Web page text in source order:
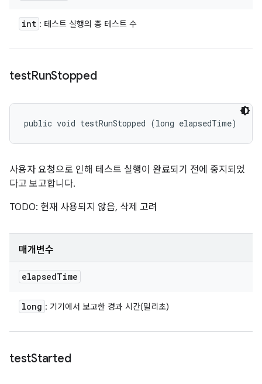
int : 테스트 실행의 총 테스트 수
testRunStopped
public void testRunStopped (long elapsedTime)
사용자 요청으로 인해 테스트 실행이 완료되기 전에 중지되었
다고 보고합니다.
TODO: 현재 사용되지 않음, 삭제 고려
매개변수
elapsedTime
long : 기기에서 보고한 경과 시간(밀리초)
testStarted